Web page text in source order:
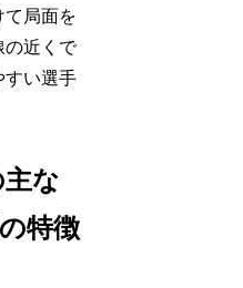
て局面を
の近くで
すい選手
な
特徴